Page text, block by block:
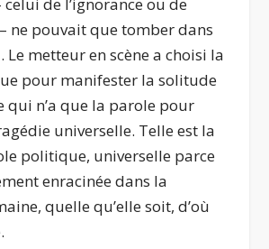
de l’ignorance ou de
ne pouvait que tomber dans
Le metteur en scène a choisi la
pour manifester la solitude
qui n’a que la parole pour
universelle. Telle est la
politique, universelle parce
enracinée dans la
quelle qu’elle soit, d’où